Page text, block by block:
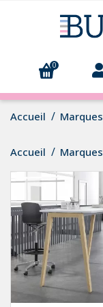
0
Accueil Marques
Accueil Marques